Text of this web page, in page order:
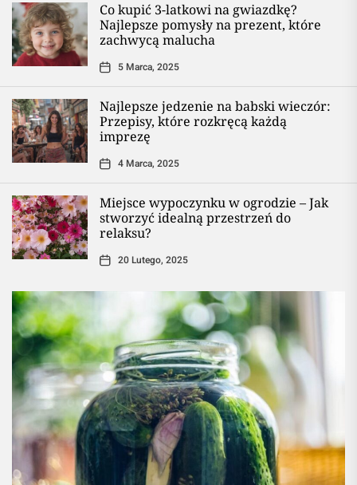
Co kupić 3-latkowi na gwiazdkę?
Najlepsze pomysły na prezent, które
zachwycą malucha
5 Marca, 2025
Najlepsze jedzenie na babski wieczór:
Przepisy, które rozkręcą każdą
imprezę
4 Marca, 2025
Miejsce wypoczynku w ogrodzie – Jak
stworzyć idealną przestrzeń do
relaksu?
20 Lutego, 2025